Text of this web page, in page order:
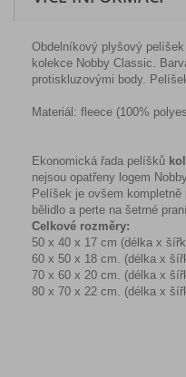
Obdelníkový plyšový
kolekce Nobby Classic.
protiskluzovými body.
Materiál: fleece (100%
Ekonomická řada pelíšků
nejsou opatřeny logem
Pelíšek je ovšem
bělidlo a perte na šetrné
Celkové rozměry:
50 x 40 x 17 cm (délka x
60 x 50 x 18 cm. (délka x
70 x 60 x 20 cm. (délka x
80 x 70 x 22 cm. (délka x